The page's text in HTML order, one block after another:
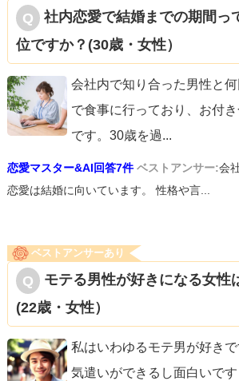
社内恋愛で結婚までの期間っ
位ですか？(30歳・女性）
会社内で知り合った男性と
で食事に行っており、お付
です。30歳を過...
恋愛マスター&AI回答7件 ベストアンサー:会
恋愛は結婚に向いています。 性格や言...
ベストアンサーあり
モテる男性が好きになる女性
(22歳・女性）
私はいわゆるモテ男が好き
気遣いができるし面白いで